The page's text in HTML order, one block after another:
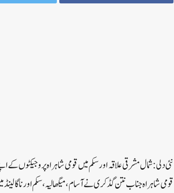
قومی شاہراہ جناب نتن گڈکری نے آسام، میگھالیہ، سکم اور